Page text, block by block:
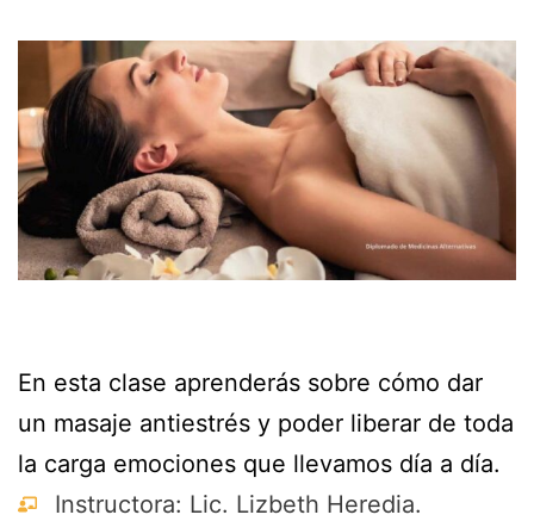
En esta clase aprenderás sobre cómo dar
un masaje antiestrés y poder liberar de toda
la carga emociones que llevamos día a día.
Instructora: Lic. Lizbeth Heredia.